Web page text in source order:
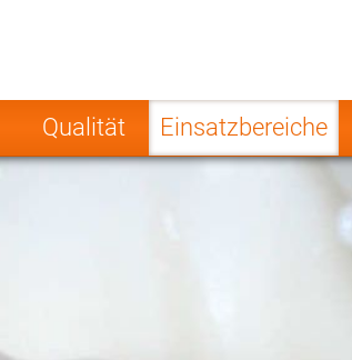
Qualität Einsatzbereiche
Poland Norway
India